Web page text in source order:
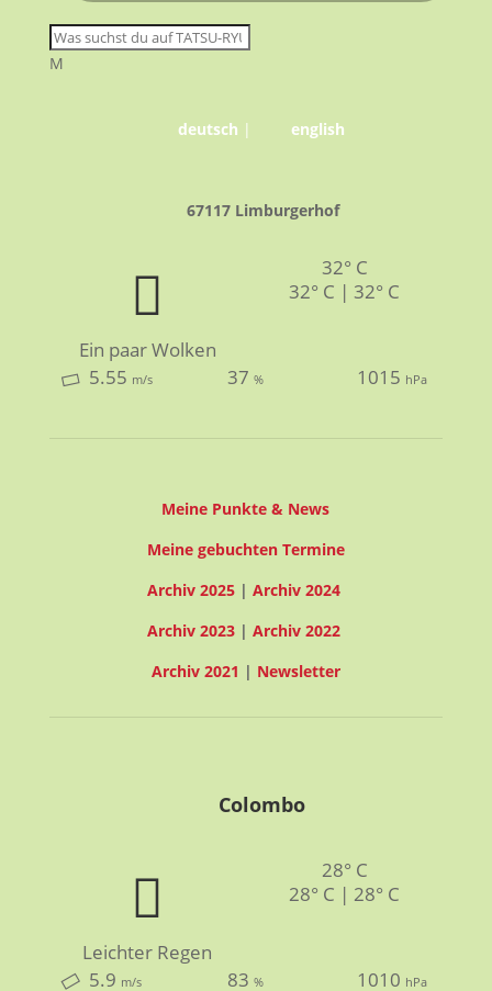
M
deutsch | english
67117 Limburgerhof
Ein paar Wolken
32° C
32° C | 32° C
5.55 m/s 37% 1015 hPa
Meine Punkte & News
Meine gebuchten Termine
Archiv 2025| Archiv 2024
Archiv 2023| Archiv 2022
Archiv 2021 | Newsletter
Colombo
Leichter Regen
28° C
28° C | 28° C
5.9 m/s 83% 1010 hPa